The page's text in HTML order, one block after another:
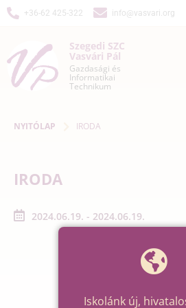
+36-62 425-322 info@vasvari.org
Szegedi SZC
Vasvári Pál
Gazdasági és
Informatikai
Technikum
NYITÓLAP IRODA
IRODA
2024.06.19. - 2024.06.19.
Iskolánk új,